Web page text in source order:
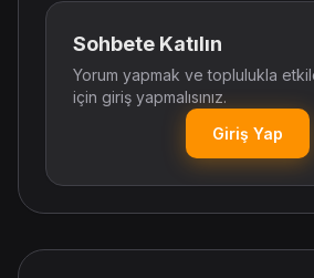
Sohbete Katılın
Yorum yapmak ve toplulukla
için giriş yapmalısınız.
Giriş Yap